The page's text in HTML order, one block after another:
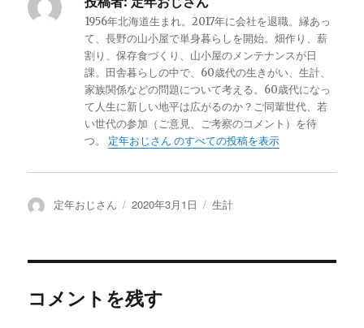
1956年北海道生まれ。2017年に会社を退職。縁あっ
て、長野の山小屋で単身暮らしを開始。畑作り、薪
割り、保存食づくり、山小屋のメンテナンスが日
課。田舎暮らしの中で、60歳代の生きがい、生計、
家族関係などの問題について考える。60歳代になっ
て人生に新しい地平は広がるのか？ご同輩世代、若
い世代の参加（ご意見、ご考察のコメント）を待
つ。定年おじさん のすべての投稿を表示
投
定年おじさん
投
2020年3月1日
カ
生計
コメントを残す